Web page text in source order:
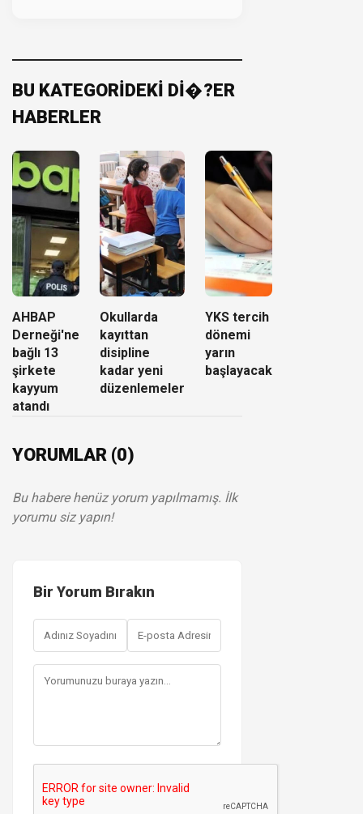
BU KATEGORİDEKİ Dİ�?ER
HABERLER
AHBAP
Derneği'ne
bağlı 13
şirkete
kayyum
atandı
Okullarda
kayıttan
disipline
kadar yeni
düzenlemeler
YKS tercih
dönemi
yarın
başlayacak
YORUMLAR (0)
Bu habere henüz yorum yapılmamış. İlk
yorumu siz yapın!
Bir Yorum Bırakın